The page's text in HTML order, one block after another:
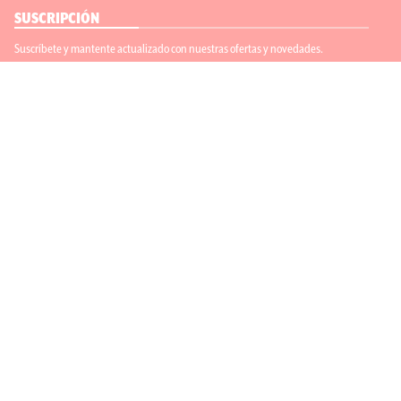
SUSCRIPCIÓN
Suscríbete y mantente actualizado con nuestras ofertas y novedades.